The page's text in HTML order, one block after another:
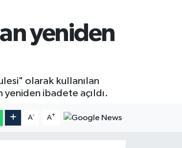
yeniden
olarak kullanılan
yeniden ibadete açıldı.
A- A+